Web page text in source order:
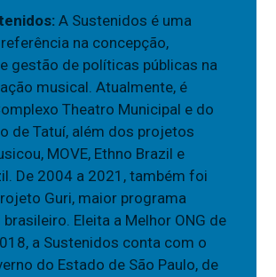
A Sustenidos é uma
na concepção,
gestão de políticas públicas na
musical. Atualmente, é
Theatro Municipal e do
de Tatuí, além dos projetos
MOVE, Ethno Brazil e
De 2004 a 2021, também foi
Guri, maior programa
Eleita a Melhor ONG de
a Sustenidos conta com o
do Estado de São Paulo, de